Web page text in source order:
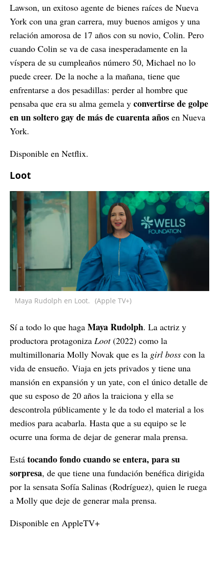
Lawson, un exitoso agente de bienes raíces de Nueva
York con una gran carrera, muy buenos amigos y una
relación amorosa de 17 años con su novio, Colin. Pero
cuando Colin se va de casa inesperadamente en la
víspera de su cumpleaños número 50, Michael no lo
puede creer. De la noche a la mañana, tiene que
enfrentarse a dos pesadillas: perder al hombre que
pensaba que era su alma gemela y convertirse de golpe
en un soltero gay de más de cuarenta años en Nueva
York.
Disponible en Netflix.
Loot
Maya Rudolph en Loot. (Apple TV+)
Sí a todo lo que haga Maya Rudolph. La actriz y
productora protagoniza Loot(2022) como la
multimillonaria Molly Novak que es la girl boss con la
vida de ensueño. Viaja en jets privados y tiene una
mansión en expansión y un yate, con el único detalle de
que su esposo de 20 años la traiciona y ella se
descontrola públicamente y le da todo el material a los
medios para acabarla. Hasta que a su equipo se le
ocurre una forma de dejar de generar mala prensa.
Está tocando fondo cuando se entera, para su
sorpresa, de que tiene una fundación benéfica dirigida
por la sensata Sofía Salinas (Rodríguez), quien le ruega
a Molly que deje de generar mala prensa.
Disponible en AppleTV+